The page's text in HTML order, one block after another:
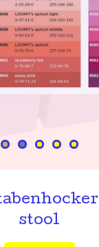
stool